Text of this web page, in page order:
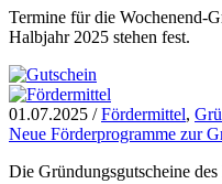
Termine für die Wochenend-
Halbjahr 2025 stehen fest.
01.07.2025 /Fördermittel,
Neue Förderprogramme zur
Die Gründungsgutscheine